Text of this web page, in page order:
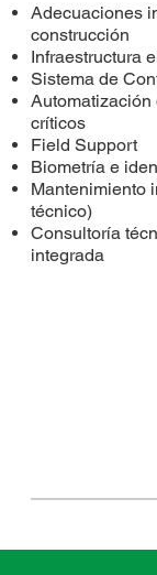
Adecuaciones
construcción
Infraestructura
Sistema de
Automatización
críticos
Field Support
Biometría e
Mantenimiento
técnico)
Consultoría
integrada